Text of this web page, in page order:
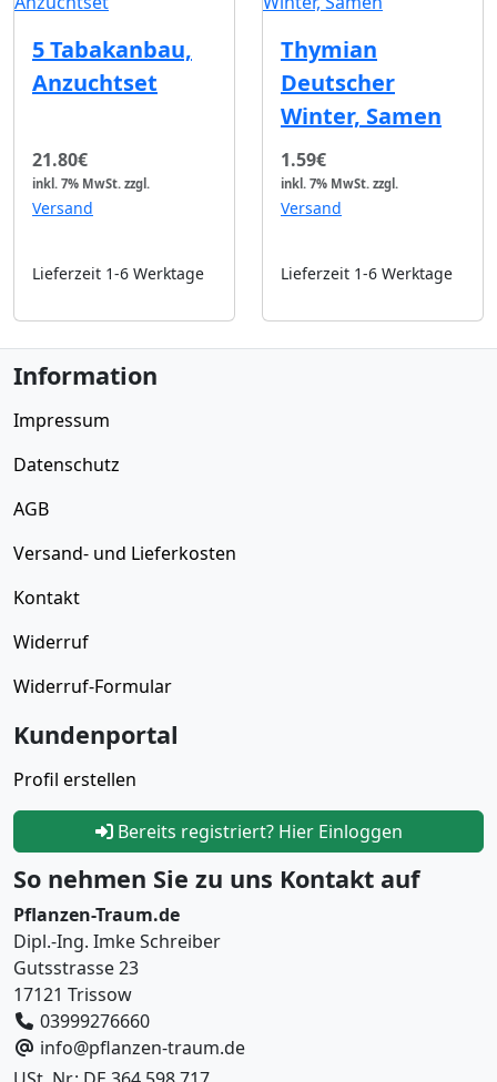
5 Tabakanbau,
Anzuchtset
21.80€
inkl. 7% MwSt. zzgl.
Versand
Lieferzeit 1-6 Werktage
Thymian
Deutscher
Winter, Samen
1.59€
inkl. 7% MwSt. zzgl.
Versand
Lieferzeit 1-6 Werktage
Information
Impressum
Datenschutz
AGB
Versand- und Lieferkosten
Kontakt
Widerruf
Widerruf-Formular
Kundenportal
Profil erstellen
Bereits registriert? Hier Einloggen
So nehmen Sie zu uns Kontakt auf
Pflanzen-Traum.de
Dipl.-Ing. Imke Schreiber
Gutsstrasse 23
17121 Trissow
03999276660
info@pflanzen-traum.de